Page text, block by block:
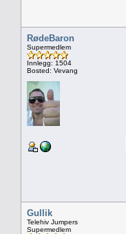
RødeBaron
Supermedlem
Innlegg: 1504
Bosted: Vevang
Gullik
Telehiv Jumpers
Supermedlem